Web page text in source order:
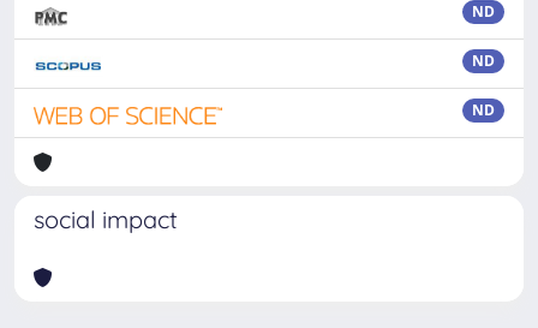
ND
ND
ND
social impact